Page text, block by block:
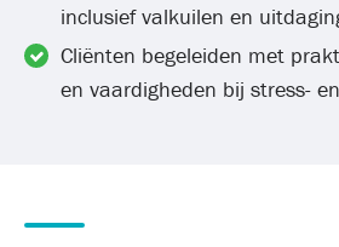
inclusief valkuilen en
Cliënten begeleiden met
en vaardigheden bij stress-